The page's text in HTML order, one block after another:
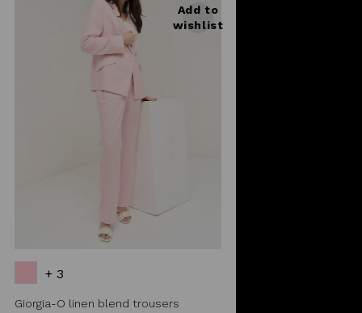
Add to
wishlist
+ 3
Giorgia-O linen blend trousers